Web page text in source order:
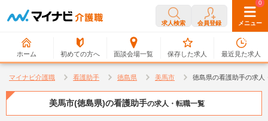
求人検索 会員登録 メニュー
ホーム 初めての方へ 面談会場一覧
0
保存した求人
0
最近見た求人
マイナビ介護職 看護助手 徳島県 美馬市 徳島県の看護助手の求人
美馬市(徳島県)の看護助手の求人・転職一覧